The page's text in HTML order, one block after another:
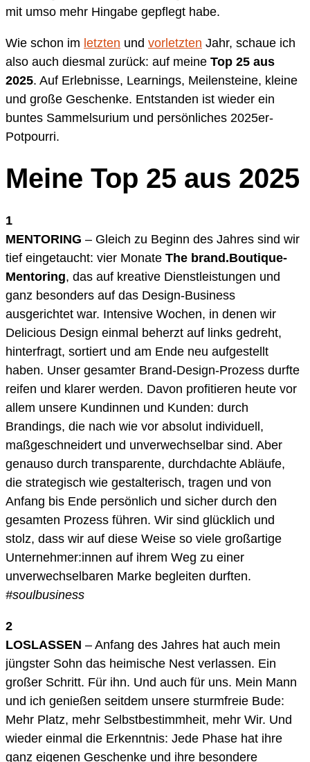
mit umso mehr Hingabe gepflegt habe.
Wie schon im letzten und vorletzten Jahr, schaue ich
also auch diesmal zurück: auf meine Top 25 aus
2025. Auf Erlebnisse, Learnings, Meilensteine, kleine
und große Geschenke. Entstanden ist wieder ein
buntes Sammelsurium und persönliches 2025er-
Potpourri.
Meine Top 25 aus 2025
1
MENTORING – Gleich zu Beginn des Jahres sind wir
tief eingetaucht: vier Monate The brand.Boutique-
Mentoring, das auf kreative Dienstleistungen und
ganz besonders auf das Design-Business
ausgerichtet war. Intensive Wochen, in denen wir
Delicious Design einmal beherzt auf links gedreht,
hinterfragt, sortiert und am Ende neu aufgestellt
haben. Unser gesamter Brand-Design-Prozess durfte
reifen und klarer werden. Davon profitieren heute vor
allem unsere Kundinnen und Kunden: durch
Brandings, die nach wie vor absolut individuell,
maßgeschneidert und unverwechselbar sind. Aber
genauso durch transparente, durchdachte Abläufe,
die strategisch wie gestalterisch, tragen und von
Anfang bis Ende persönlich und sicher durch den
gesamten Prozess führen. Wir sind glücklich und
stolz, dass wir auf diese Weise so viele großartige
Unternehmer:innen auf ihrem Weg zu einer
unverwechselbaren Marke begleiten durften.
#soulbusiness
2
LOS­LASSEN – Anfang des Jahres hat auch mein
jüngster Sohn das heimische Nest verlassen. Ein
großer Schritt. Für ihn. Und auch für uns. Mein Mann
und ich genießen seitdem unsere sturmfreie Bude:
Mehr Platz, mehr Selbstbestimmheit, mehr Wir. Und
wieder einmal die Erkenntnis: Jede Phase hat ihre
ganz eigenen Geschenke und ihre besondere